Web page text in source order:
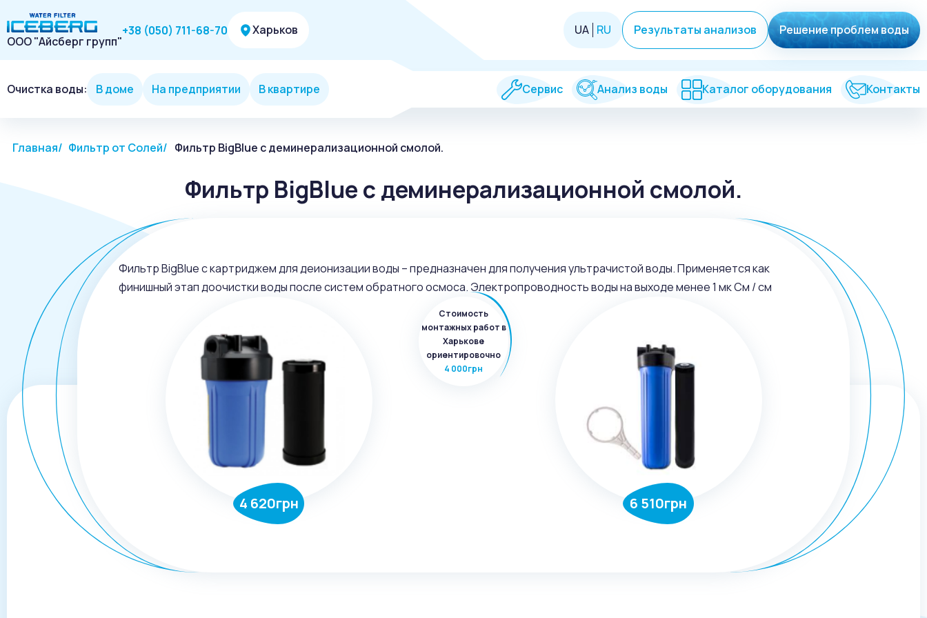
ООО "Айсберг групп"
+38 (050) 711-68-70 Харьков UA RU Результаты анализов Решение проблем воды
Очистка воды: В доме На предприятии В квартире Сервис Анализ воды Каталог оборудования Контакты
Главная Фильтр от Солей Фильтр BigBlue c деминерализационной смолой.
Фильтр BigBlue c деминерализационной смолой.
Фильтр BigBlue с картриджем для деионизации воды – предназначен для получения ультрачистой воды. Применяется как
финишный этап доочистки воды после систем обратного осмоса. Электропроводность воды на выходе менее 1 мк См / см
4 620грн
Стоимость
монтажных работ в
Харькове
ориентировочно
4 000грн
6 510грн